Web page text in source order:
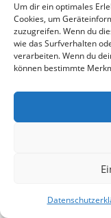
Um dir ein optimales
Cookies, um
zuzugreifen. Wenn du
wie das Surfverhalten
verarbeiten. Wenn du
können bestimmte
Der Text auf
das Wort